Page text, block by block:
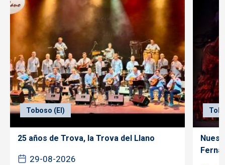
Toboso (El)
25 años de Trova, la Trova del Llano
29-08-2026